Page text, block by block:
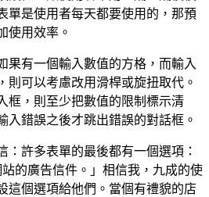
單是使用者每天都要使用的，那預
使用效率。
果有一個輸入數值的方格，而輸入
則可以考慮改用滑桿或旋扭取代。
框，則至少把數值的限制標示清
入錯誤之後才跳出錯誤的對話框。
：許多表單的最後都有一個選項：
站的廣告信件。」相信我，九成的使
這個選項給他們。當個有禮貌的店